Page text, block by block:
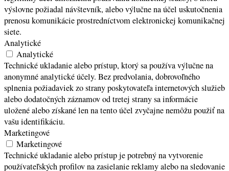
výslovne požiadal návštevník, alebo výlučne na účel uskutočnenia
prenosu komunikácie prostredníctvom elektronickej komunikačnej
siete.
Analytické
Analytické
Technické ukladanie alebo prístup, ktorý sa používa výlučne na
anonymné analytické účely. Bez predvolania, dobrovoľného
splnenia požiadaviek zo strany poskytovateľa internetových služieb
alebo dodatočných záznamov od tretej strany sa informácie
uložené alebo získané len na tento účel zvyčajne nemôžu použiť na
vašu identifikáciu.
Marketingové
Marketingové
Technické ukladanie alebo prístup je potrebný na vytvorenie
používateľských profilov na zasielanie reklamy alebo na sledovanie